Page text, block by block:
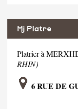
Mj Platre
Platrier à
RHIN)
6 RUE DE